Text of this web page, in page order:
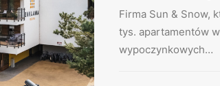
Firma Sun & Snow,
tys. apartamentów
wypoczynkowych…